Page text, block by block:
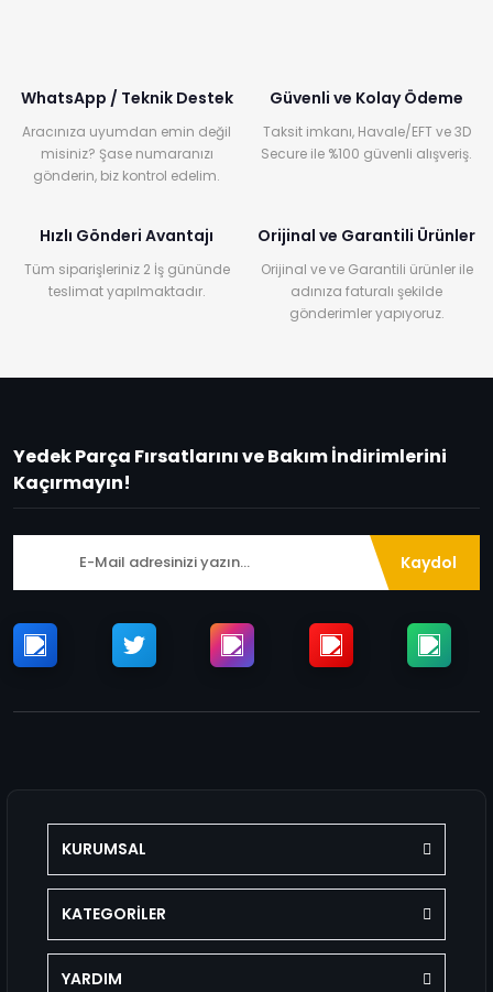
WhatsApp / Teknik Destek
Aracınıza uyumdan emin değil
misiniz? Şase numaranızı
gönderin, biz kontrol edelim.
Güvenli ve Kolay Ödeme
Taksit imkanı, Havale/EFT ve 3D
Secure ile %100 güvenli alışveriş.
Hızlı Gönderi Avantajı
Tüm siparişleriniz 2 İş gününde
teslimat yapılmaktadır.
Orijinal ve Garantili Ürünler
Orijinal ve ve Garantili ürünler ile
adınıza faturalı şekilde
gönderimler yapıyoruz.
Yedek Parça Fırsatlarını ve Bakım İndirimlerini
Kaçırmayın!
Kaydol
KURUMSAL
KATEGORİLER
YARDIM